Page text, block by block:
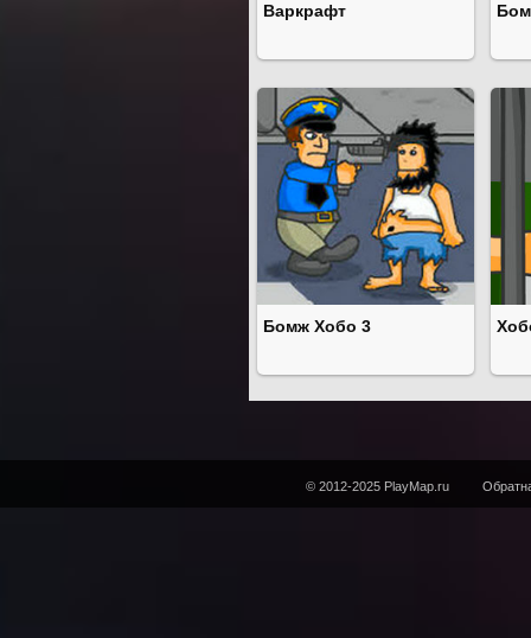
Варкрафт
Бомж Хобо 3
© 2012-2025 PlayMap.ru